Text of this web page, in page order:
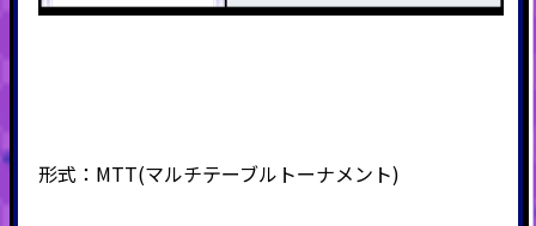
形式： MTT(マルチテーブルトーナメント)